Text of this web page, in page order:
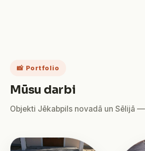
📸 Portfolio
Mūsu darbi
Objekti Jēkabpils novadā un Sēlijā